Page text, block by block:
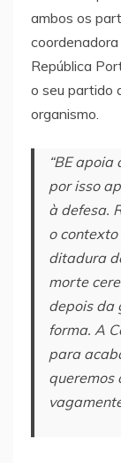
ambos os
República
o seu partido
organismo.
“BE
por isso
à defesa.
o
ditadura
morte
depois da
forma. A
para
queremos